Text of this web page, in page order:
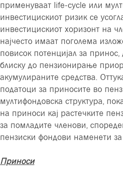
применуваат life-cycle или
инвестицискиот ризик се
инвестицискиот хоризонт на
најчесто имаат поголема
повисок потенцијал за принос,
блиску до пензионирање
акумулираните средства.
податоци за приносите во
мултифондовска структура,
на приноси кај растечките
за помладите членови,
пензиски фондови наменети
Приноси